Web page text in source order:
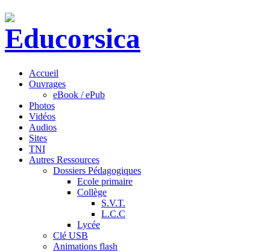
Accueil
Ouvrages
eBook / ePub
Photos
Vidéos
Audios
Sites
TNI
Autres Ressources
Dossiers Pédagogiques
Ecole primaire
Collège
S.V.T.
L.C.C
Lycée
Clé USB
Animations flash